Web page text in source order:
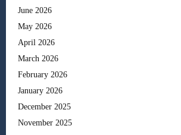
June 2026
May 2026
April 2026
March 2026
February 2026
January 2026
December 2025
November 2025